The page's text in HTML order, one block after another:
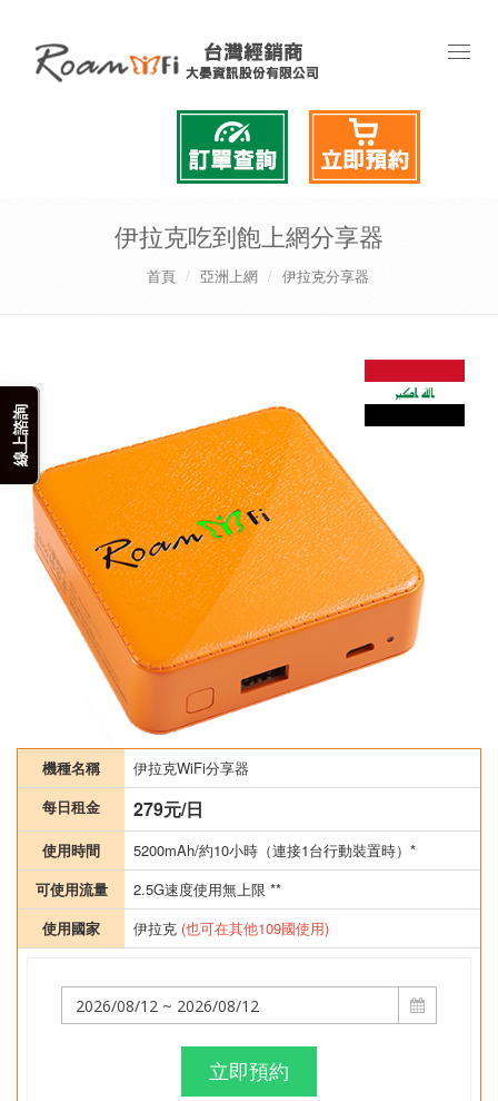
線上諮詢
伊拉克吃到飽上網分享器
首頁 亞洲上網 伊拉克分享器
機種名稱
伊拉克WiFi分享器
每日租金
279元/日
使用時間
5200mAh/約10小時（連接1台行動裝置時）*
可使用流量
2.5G速度使用無上限 **
使用國家
伊拉克 (也可在其他109國使用)
立即預約